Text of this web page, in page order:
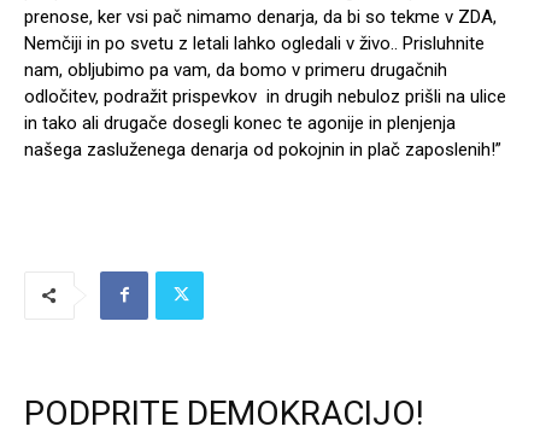
prenose, ker vsi pač nimamo denarja, da bi so tekme v ZDA,
Nemčiji in po svetu z letali lahko ogledali v živo.. Prisluhnite
nam, obljubimo pa vam, da bomo v primeru drugačnih
odločitev, podražit prispevkov in drugih nebuloz prišli na ulice
in tako ali drugače dosegli konec te agonije in plenjenja
našega zasluženega denarja od pokojnin in plač zaposlenih!”
PODPRITE DEMOKRACIJO!